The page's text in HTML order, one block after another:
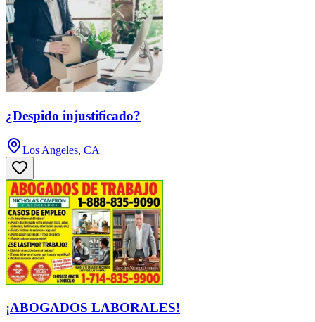
¿Despido injustificado?
Los Angeles, CA
¡ABOGADOS LABORALES!